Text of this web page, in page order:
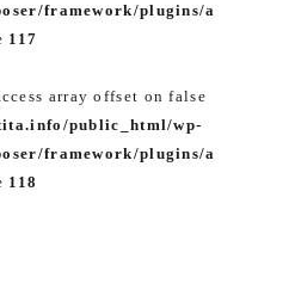
framework/plugins/a
117
array offset on false
public_html/wp-
framework/plugins/a
118